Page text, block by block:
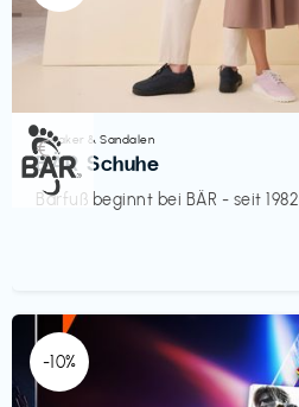
Sneaker & Sandalen
BÄR Schuhe
Barfuß beginnt bei BÄR - seit 1982
€‎
-10%